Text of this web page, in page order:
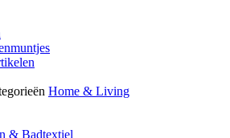
Home & Living
& Badtextiel